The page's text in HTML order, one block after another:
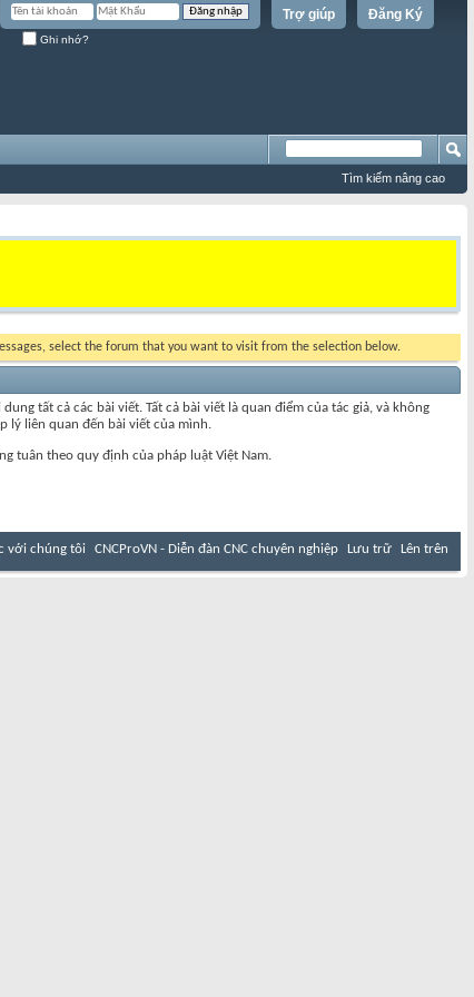
Đăng Ký
Trợ giúp
Ghi nhớ?
Tìm kiếm nâng cao
select the forum that you want to visit from the selection below.
tất cả các bài viết. Tất cả bài viết là quan điểm của tác giả, và không
lý liên quan đến bài viết của mình.
tuân theo quy định của pháp luật Việt Nam.
với chúng tôi CNCProVN - Diễn đàn CNC chuyên nghiệp Lưu trữ Lên trên